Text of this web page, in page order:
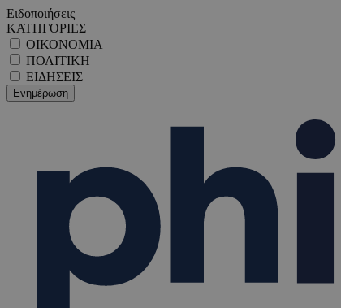
Ειδοποιήσεις
ΚΑΤΗΓΟΡΙΕΣ
ΟΙΚΟΝΟΜΙΑ
ΠΟΛΙΤΙΚΗ
ΕΙΔΗΣΕΙΣ